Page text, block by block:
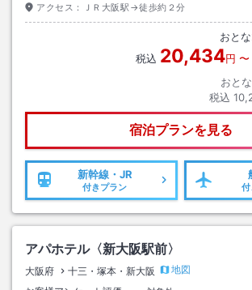
アクセス： ＪＲ大阪駅→徒歩約２分
おとな
税込 20,434円 〜
おと
税込
宿泊プランを見る
新幹線・JR
付きプラン
アパホテル〈新大阪駅前〉
大阪府 十三・塚本・新大阪
地図